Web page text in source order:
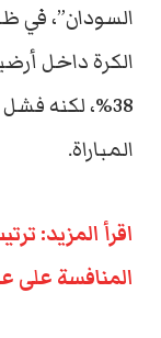
السودان”، في
الكرة داخل
38%، لكنه
المباراة.
اقرأ المزيد:
المنافسة على